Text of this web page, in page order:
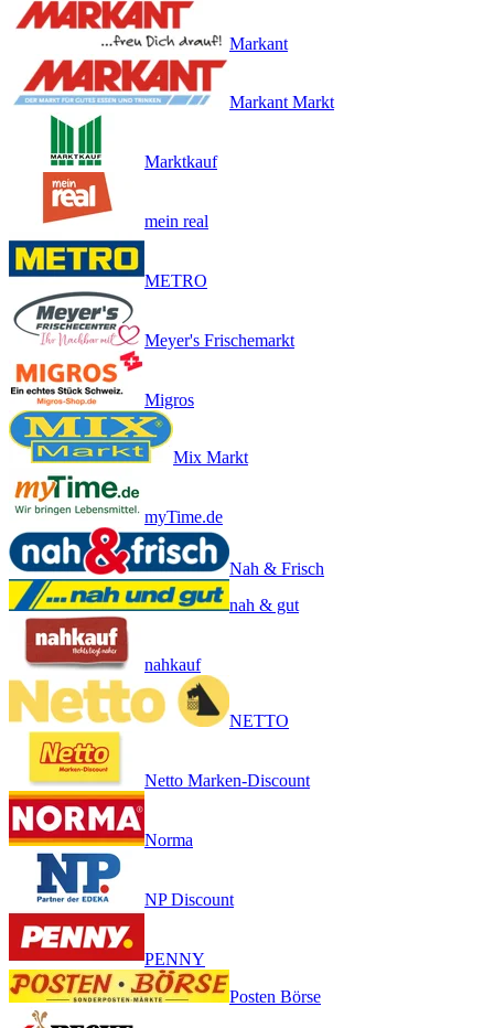
Markant
Markant Markt
Marktkauf
mein real
METRO
Meyer's Frischemarkt
Migros
Mix Markt
myTime.de
Nah & Frisch
nah & gut
nahkauf
NETTO
Netto Marken-Discount
Norma
NP Discount
PENNY
Posten Börse